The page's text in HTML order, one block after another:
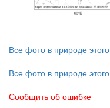
Все фото в природе
Все фото в природе
Сообщить об ошибке